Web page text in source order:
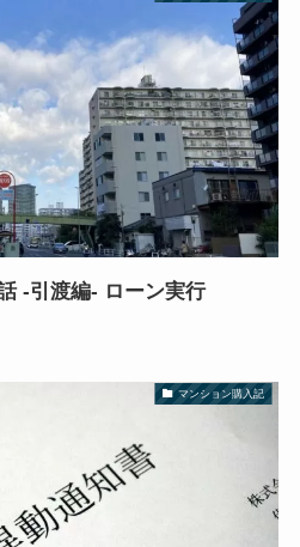
-引渡編- ローン実行
マンション購入記